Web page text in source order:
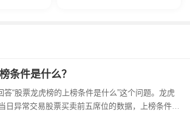
条件是什么？
日异常交易股票买卖前五席位的数据，上榜条件由